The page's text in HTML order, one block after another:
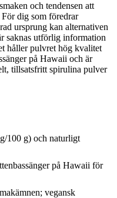
och tendensen att
dig som föredrar
ursprung kan alternativen
saknas utförlig information
håller pulvret hög kvalitet
på Hawaii och är
tillsatsfritt spirulina pulver
100 g) och naturligt
på Hawaii för
vegansk